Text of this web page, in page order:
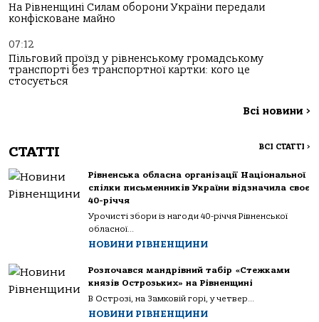
На Рівненщині Силам оборони України передали
конфісковане майно
07:12
Пільговий проїзд у рівненському громадському
транспорті без транспортної картки: кого це
стосується
Всі новини >
СТАТТІ ВСІ СТАТТІ >
Рівненська обласна організації Національної
спілки письменників України відзначила своє
40-річчя
Урочисті збори із нагоди 40-річчя Рівненської
обласної...
НОВИНИ РІВНЕНЩИНИ
Розпочався мандрівний табір «Стежками
князів Острозьких» на Рівненщині
В Острозі, на Замковій горі, у четвер...
НОВИНИ РІВНЕНЩИНИ